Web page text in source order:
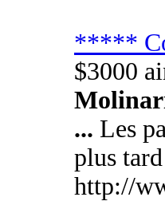
*****
$3000
... Les
plus
http://